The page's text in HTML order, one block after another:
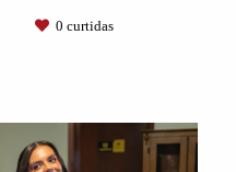
0 curtidas